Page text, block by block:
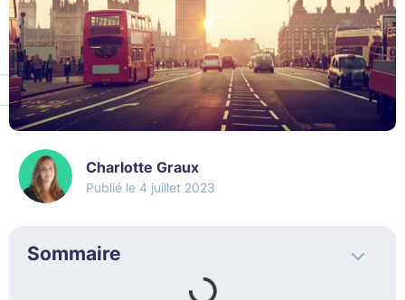
Charlotte Graux
4 juillet 2023
Sommaire